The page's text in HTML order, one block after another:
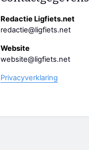
Redactie Ligfiets.net
redactie@ligfiets.net
Website
website@ligfiets.net
Privacyverklaring